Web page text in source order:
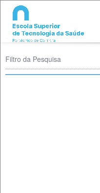
Filtro da Pesquisa